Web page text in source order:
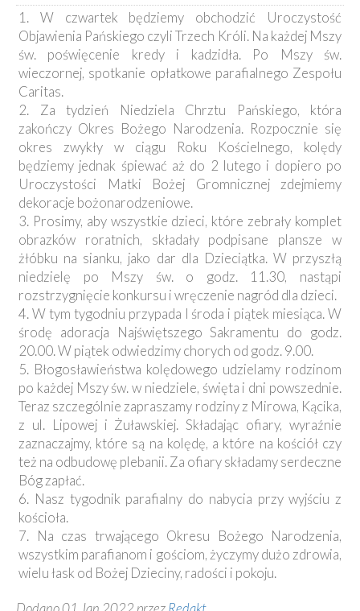
1. W czwartek będziemy obchodzić Uroczystość
Objawienia Pańskiego czyli Trzech Króli. Na każdej Mszy
św. poświęcenie kredy i kadzidła. Po Mszy św.
wieczornej, spotkanie opłatkowe parafialnego Zespołu
Caritas.
2. Za tydzień Niedziela Chrztu Pańskiego, która
zakończy Okres Bożego Narodzenia. Rozpocznie się
okres zwykły w ciągu Roku Kościelnego, kolędy
będziemy jednak śpiewać aż do 2 lutego i dopiero po
Uroczystości Matki Bożej Gromnicznej zdejmiemy
dekoracje bożonarodzeniowe.
3. Prosimy, aby wszystkie dzieci, które zebrały komplet
obrazków roratnich, składały podpisane plansze w
żłóbku na sianku, jako dar dla Dzieciątka. W przyszłą
niedzielę po Mszy św. o godz. 11.30, nastąpi
rozstrzygnięcie konkursu i wręczenie nagród dla dzieci.
4. W tym tygodniu przypada I środa i piątek miesiąca. W
środę adoracja Najświętszego Sakramentu do godz.
20.00. W piątek odwiedzimy chorych od godz. 9.00.
5. Błogosławieństwa kolędowego udzielamy rodzinom
po każdej Mszy św. w niedziele, święta i dni powszednie.
Teraz szczególnie zapraszamy rodziny z Mirowa, Kącika,
z ul. Lipowej i Żuławskiej. Składając ofiary, wyraźnie
zaznaczajmy, które są na kolędę, a które na kościół czy
też na odbudowę plebanii. Za ofiary składamy serdeczne
Bóg zapłać.
6. Nasz tygodnik parafialny do nabycia przy wyjściu z
kościoła.
7. Na czas trwającego Okresu Bożego Narodzenia,
wszystkim parafianom i gościom, życzymy dużo zdrowia,
wielu łask od Bożej Dzieciny, radości i pokoju.